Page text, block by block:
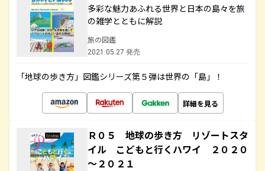
多彩な魅力あふれる世界と日本の島々を旅
の雑学とともに解説
旅の図鑑
2021.05.27 発売
「地球の歩き方」図鑑シリーズ第５弾は世界の「島」！
詳細を見る
Ｒ０５ 地球の歩き方 リゾートスタ
イル こどもと行くハワイ ２０２０
～２０２１